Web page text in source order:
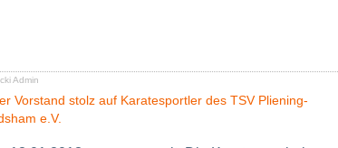
Admin
Vorstand stolz auf Karatesportler des TSV Pliening-
e.V.